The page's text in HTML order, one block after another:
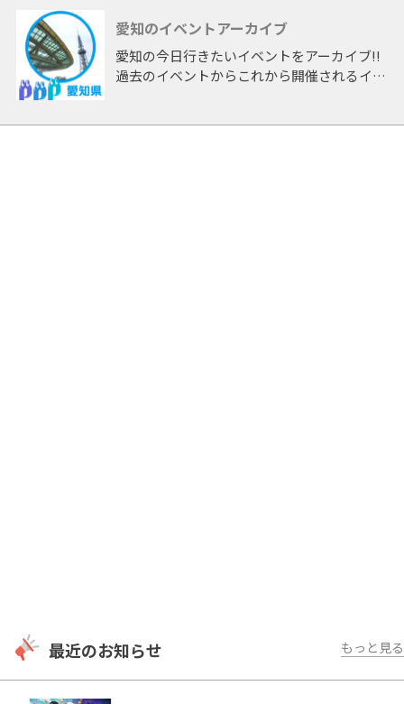
めている。
[TV] H13～15 NHK中学生日記出演 / H18～
20 中京テレビ TA☆ROレギュラー出演 / H20
情報パレット / メ～テレ 知りたい嬢 / H21～
愛知のイベントアーカイブ
愛知の今日行きたいイベントをアーカイブ!!
過去のイベントからこれから開催されるイベ
最近のお知らせ もっと見る